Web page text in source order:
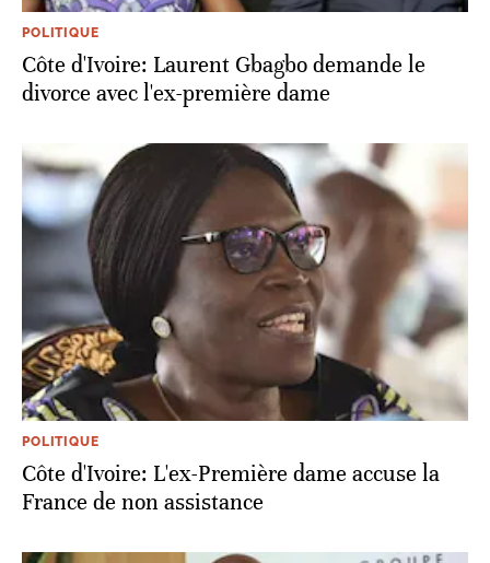
POLITIQUE
Côte d'Ivoire: Laurent Gbagbo demande le
divorce avec l'ex-première dame
POLITIQUE
Côte d'Ivoire: L'ex-Première dame accuse la
France de non assistance